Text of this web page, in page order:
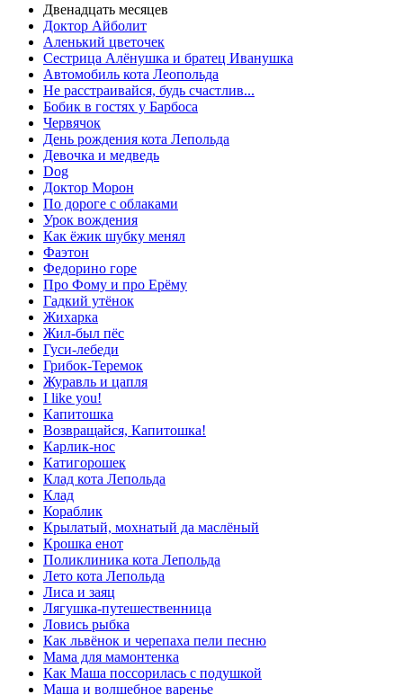
Двенадцать месяцев
Доктор Айболит
Аленький цветочек
Сестрица Алёнушка и братец Иванушка
Автомобиль кота Леопольда
Не расстраивайся, будь счастлив...
Бобик в гостях у Барбоса
Червячок
День рождения кота Лепольда
Девочка и медведь
Dog
Доктор Морон
По дороге с облаками
Урок вождения
Как ёжик шубку менял
Фаэтон
Федорино горе
Про Фому и про Ерёму
Гадкий утёнок
Жихарка
Жил-был пёс
Гуси-лебеди
Грибок-Теремок
Журавль и цапля
I like you!
Капитошка
Возвращайся, Капитошка!
Карлик-нос
Катигорошек
Клад кота Лепольда
Клад
Кораблик
Крылатый, мохнатый да маслёный
Крошка енот
Поликлиника кота Лепольда
Лето кота Лепольда
Лиса и заяц
Лягушка-путешественница
Ловись рыбка
Как львёнок и черепаха пели песню
Мама для мамонтенка
Как Маша поссорилась с подушкой
Маша и волшебное варенье